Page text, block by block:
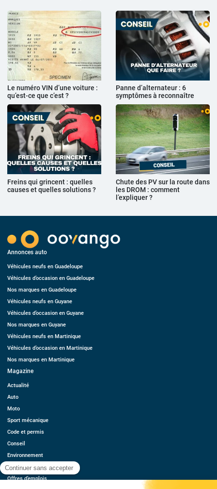
Le numéro VIN d’une voiture :
qu’est-ce que c’est ?
Panne d’alternateur : 6
symptômes à reconnaître
Freins qui grincent : quelles
causes et quelles solutions ?
Chute des PV sur la route dans
les DROM : comment
l’expliquer ?
Annonces auto
Véhicules neufs en Guadeloupe
Véhicules d’occasion en Guadeloupe
Nos marques en Guadeloupe
Véhicules neufs en Guyane
Véhicules d’occasion en Guyane
Nos marques en Guyane
Véhicules neufs en Martinique
Véhicules d’occasion en Martinique
Nos marques en Martinique
Magazine
Actualité
Auto
Moto
Sport mécanique
Code et permis
Conseil
Environnement
Économie
Offres d’emplois